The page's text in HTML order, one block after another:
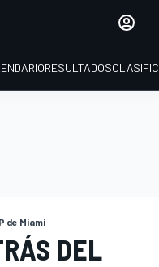
RESULTADOS
de Miami
DEL